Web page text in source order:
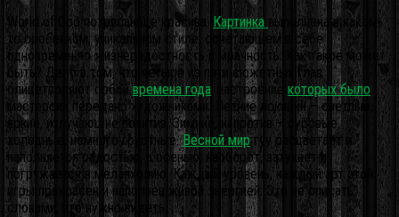
World of Goo потрясающе красива. Картинка выполнена в каком-
то особенном, уникальном стиле, сочетающем в себе
одновременно жизнерадостность и мрачность. Как такое может
быть? Дело в том, что четыре из пяти сюжетных глав
олицетворяют собойвремена года , настроение которых было
мастерски передано художниками. Летние локации – светлые,
яркие, излучающие позитив. Зимние, напротив – суровые,
холодные, немного грустные.Весной миргуу расцветает и
наполняется радостью, а осенью, наоборот, затухает и
погружается в меланхолию. Каждый уровень, каждый арт этой
игры прекрасен и наполнен живой энергией. Это не описать
словами, это нужно видеть.